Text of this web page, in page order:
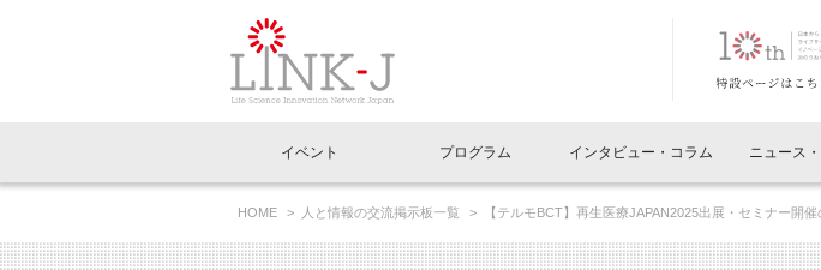
イベントお知らせメール登録
イベント
イベント一覧
プログラム
Out of Box相談室 What's "UNIKORN"？
インタビュー・コラム
インタビュー・コラム一覧
ニュース
ニュース一覧
理事長挨拶 Why in Nihonbashi
特別会員一覧 特別会員について
ラウンジ・会議室 オフィス・ラボ
HOME 人と情報の交流掲示板一覧 【テルモBCT】再生医療JAPAN2025出展・セミナー開催